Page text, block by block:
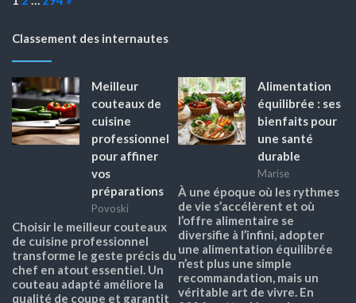
Classement des internautes
Meilleur
couteaux de
cuisine
professionnel
pour affiner
vos
préparations
Povoski
Choisir le meilleur couteaux
de cuisine professionnel
transforme le geste précis du
chef en atout essentiel. Un
couteau adapté améliore la
qualité de coupe et garantit
Alimentation
équilibrée : ses
bienfaits pour
une santé
durable
Marise
À une époque où les rythmes
de vie s’accélèrent et où
l’offre alimentaire se
diversifie à l’infini, adopter
une alimentation équilibrée
n’est plus une simple
recommandation, mais un
véritable art de vivre. En